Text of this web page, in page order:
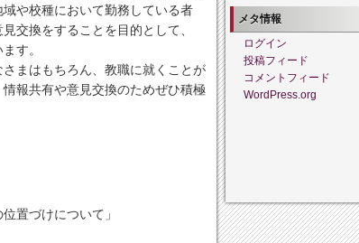
や校種において勤務している者
交換をすることを目的として、
す。
まはもちろん、教職に就くことが
報共有や意見交換のためぜひ積極
置づけについて」
記
メタ情報
ログイン
投稿フィード
コメントフィード
WordPress.org